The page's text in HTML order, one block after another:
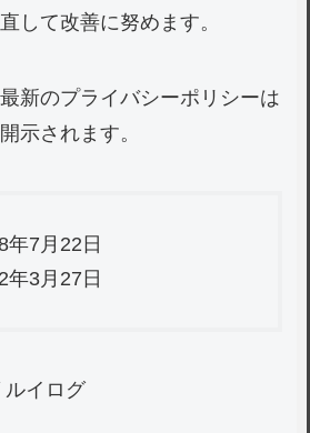
して改善に努めます。
新のプライバシーポリシーは
示されます。
年7月22日
年3月27日
ルイログ